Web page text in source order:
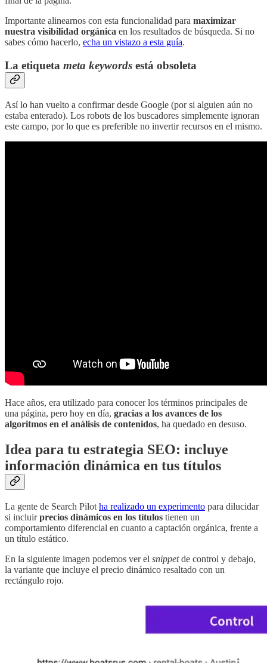
Importante alinearnos con esta funcionalidad para maximizar
nuestra visibilidad orgánica en los resultados de búsqueda. Si no
sabes cómo hacerlo, echa un vistazo a esta guía.
La etiqueta meta keywords está obsoleta
Así lo han vuelto a confirmar desde Google (por si alguien aún no
estaba enterado). Los robots de los buscadores simplemente ignoran
este campo, por lo que es preferible no invertir recursos en el mismo.
Hace años, era utilizado para conocer los términos principales de
una página, pero hoy en día, gracias a los avances de los
algoritmos en el análisis de contenidos, ha quedado en desuso.
Idea para tu estrategia SEO: incluye
información dinámica en tus títulos
La gente de Search Pilotha realizado un experimento para dilucidar
si incluirprecios dinámicos en los títulos tienen un
comportamiento diferencial en cuanto a captación orgánica, frente a
un título estático.
En la siguiente imagen podemos ver el snippetde control y debajo,
la variante que incluye el precio dinámico resaltado con un
rectángulo rojo.